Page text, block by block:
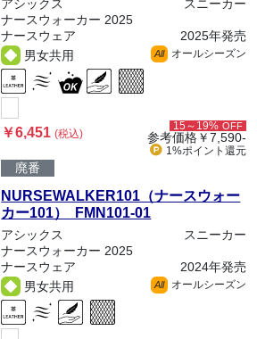
アシックス
スニーカー
ナースウォーカー 2025
ナースウェア
2025年発売
男女共用
All オールシーズン
￥6,451(税込)
15～19% OFF
参考価格￥7,590-
1%ポイント 還元
廃番
NURSEWALKER101（ナースウォー
カー101） FMN101-01
アシックス
スニーカー
ナースウォーカー 2025
ナースウェア
2024年発売
男女共用
All オールシーズン